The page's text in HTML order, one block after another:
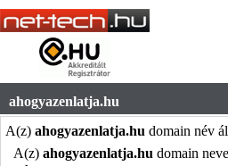
ahogyazenlatja.hu
A(z) ahogyazenlatja.hu domain név
A(z) ahogyazenlatja.hu domain